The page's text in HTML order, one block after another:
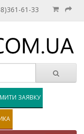
61-33
ЗАЯВКУ